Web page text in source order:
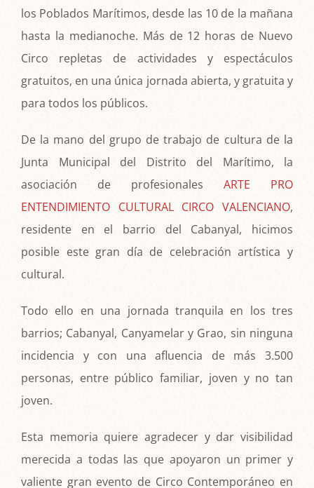
los Poblados Marítimos, desde las 10 de la mañana
hasta la medianoche. Más de 12 horas de Nuevo
Circo repletas de actividades y espectáculos
gratuitos, en una única jornada abierta, y gratuita y
para todos los públicos.
De la mano del grupo de trabajo de cultura de la
Junta Municipal del Distrito del Marítimo, la
asociación de profesionales ARTE PRO
ENTENDIMIENTO CULTURAL CIRCO VALENCIANO,
residente en el barrio del Cabanyal, hicimos
posible este gran día de celebración artística y
cultural.
Todo ello en una jornada tranquila en los tres
barrios; Cabanyal, Canyamelar y Grao, sin ninguna
incidencia y con una afluencia de más 3.500
personas, entre público familiar, joven y no tan
joven.
Esta memoria quiere agradecer y dar visibilidad
merecida a todas las que apoyaron un primer y
valiente gran evento de Circo Contemporáneo en